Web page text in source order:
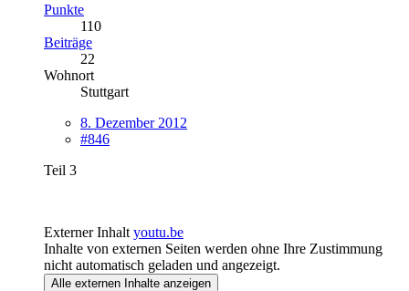
Punkte
110
Beiträge
22
Wohnort
Stuttgart
8. Dezember 2012
#846
Teil 3
Externer Inhalt youtu.be
Inhalte von externen Seiten werden ohne Ihre Zustimmung
nicht automatisch geladen und angezeigt.
Alle externen Inhalte anzeigen